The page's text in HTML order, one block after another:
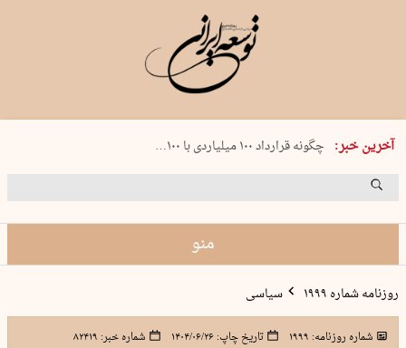
آخرین خبر:
شنبه 17 مرداد 1405 شماره 2244
چگونه قرارداد ۱۰۰ میلیاردی با ۱۰۰…
پنجره‌ای که باز نشد
منو
روزنامه شماره ۱۹۹۹ سیاسی
شماره روزنامه: ۱۹۹۹ تاریخ چاپ:۱۴۰۴/۰۶/۲۶ شماره خبر: ۸۲۴۱۹